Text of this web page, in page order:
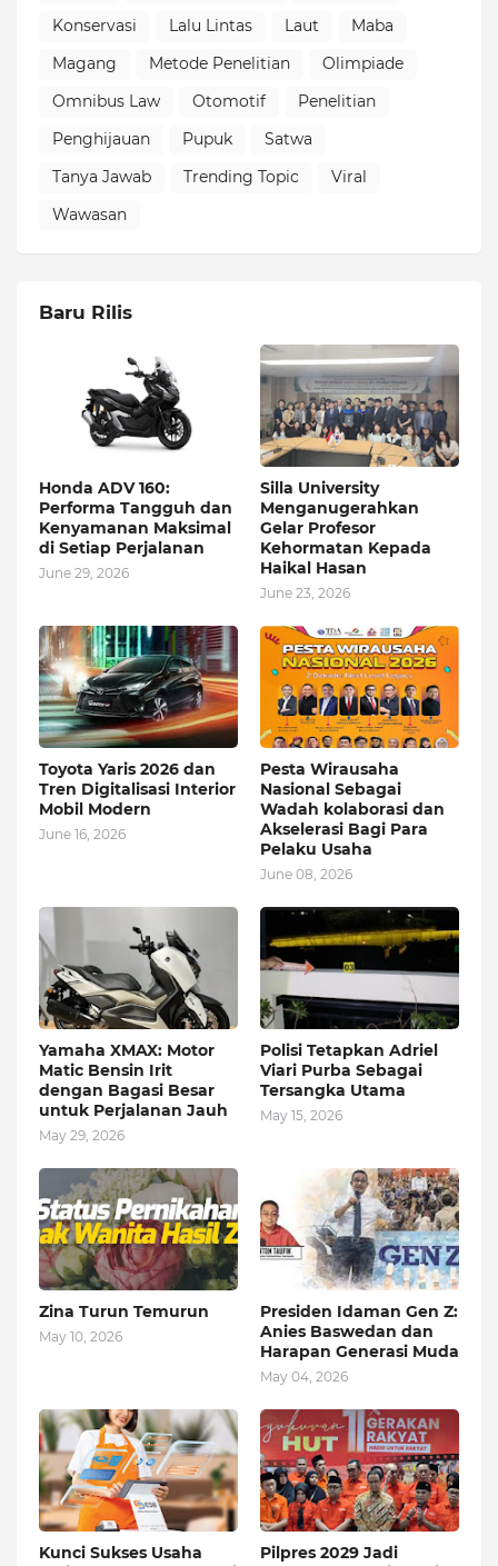
Konservasi
Lalu Lintas Laut
Maba
Magang
Metode Penelitian
Olimpiade
Omnibus Law
Otomotif
Penelitian
Penghijauan
Pupuk
Satwa
Tanya Jawab
Trending Topic
Viral
Wawasan
Baru Rilis
Honda ADV 160:
Performa Tangguh dan
Kenyamanan Maksimal
di Setiap Perjalanan
June 29, 2026
Silla University
Menganugerahkan
Gelar Profesor
Kehormatan Kepada
Haikal Hasan
June 23, 2026
Toyota Yaris 2026 dan
Tren Digitalisasi Interior
Mobil Modern
June 16, 2026
Pesta Wirausaha
Nasional Sebagai
Wadah kolaborasi dan
Akselerasi Bagi Para
Pelaku Usaha
June 08, 2026
Yamaha XMAX: Motor
Matic Bensin Irit
dengan Bagasi Besar
untuk Perjalanan Jauh
May 29, 2026
Polisi Tetapkan Adriel
Viari Purba Sebagai
Tersangka Utama
May 15, 2026
Zina Turun Temurun
May 10, 2026
Presiden Idaman Gen Z:
Anies Baswedan dan
Harapan Generasi Muda
May 04, 2026
Kunci Sukses Usaha
Pilpres 2029 Jadi